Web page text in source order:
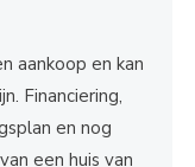
aankoop en kan
Financiering,
en nog
een huis van